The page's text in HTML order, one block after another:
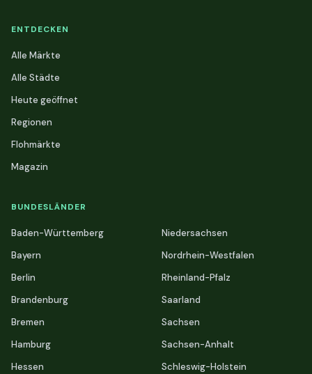
ENTDECKEN
Alle Märkte
Alle Städte
Heute geöffnet
Regionen
Flohmärkte
Magazin
BUNDESLÄNDER
Baden-Württemberg
Bayern
Berlin
Brandenburg
Bremen
Hamburg
Hessen
Niedersachsen
Nordrhein-Westfalen
Rheinland-Pfalz
Saarland
Sachsen
Sachsen-Anhalt
Schleswig-Holstein